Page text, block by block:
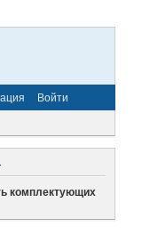
Войти
комплектующих